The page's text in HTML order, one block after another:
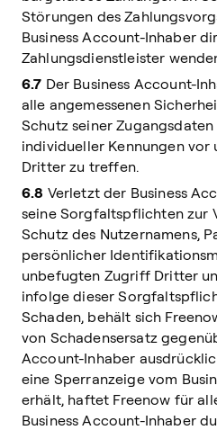
Störungen des
Business Account-Inhaber
Zahlungsdienstleister
6.7 Der Business Account-
alle angemessenen
Schutz seiner
individueller Kennungen
Dritter zu treffen.
6.8 Verletzt der Business
seine Sorgfaltspflichten zur
Schutz des Nutzernamens,
persönlicher
unbefugten Zugriff Dritter
infolge dieser
Schaden, behält sich
von Schadensersatz
Account-Inhaber
eine Sperranzeige vom
erhält, haftet Freenow für
Business Account-Inhaber